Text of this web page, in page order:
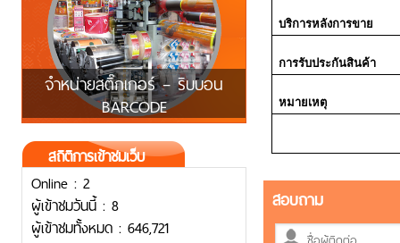
จำหน่ายสติ๊กเกอร์ – ริบบอน
BARCODE
สถิติการเข้าชมเว็บ
Online : 2
ผู้เข้าชมวันนี้ : 8
ผู้เข้าชมทั้งหมด : 646,721
บริการหลังการขาย
การรับประกันสินค้า
หมายเหตุ
สอบถาม